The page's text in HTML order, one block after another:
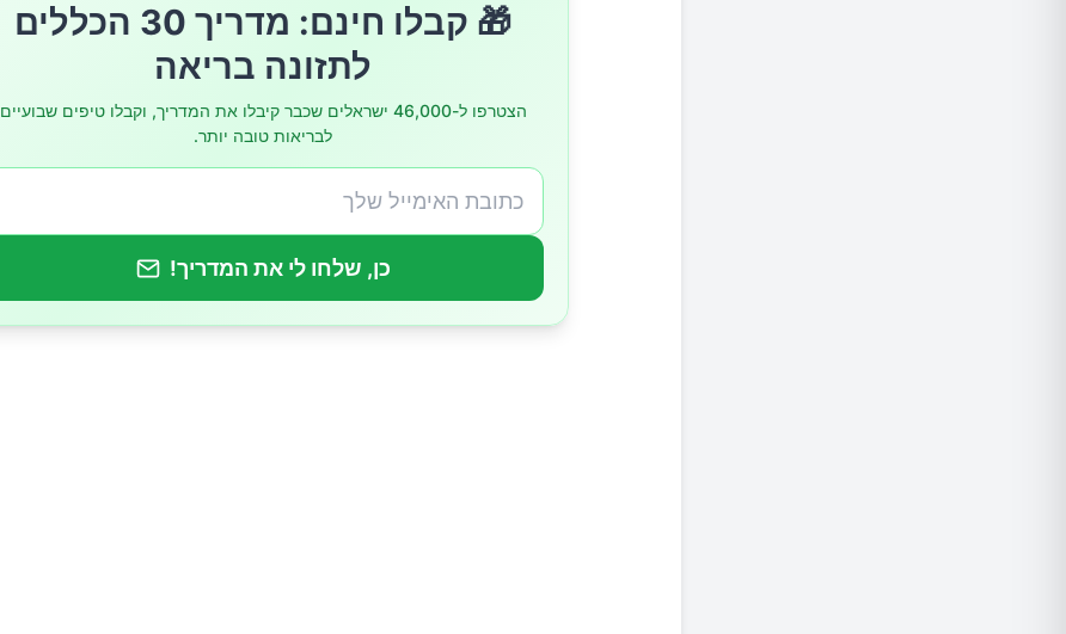
תרופות ביתיות לטיפול בפטרת הציפורניים
🎁 קבלו חינם: מדריך 30 הכללים
לתזונה בריאה
הצטרפו ל-46,000 ישראלים שכבר קיבלו את המדריך, וקבלו טיפים שבועיים
לבריאות טובה יותר.
כן, שלחו לי את המדריך!